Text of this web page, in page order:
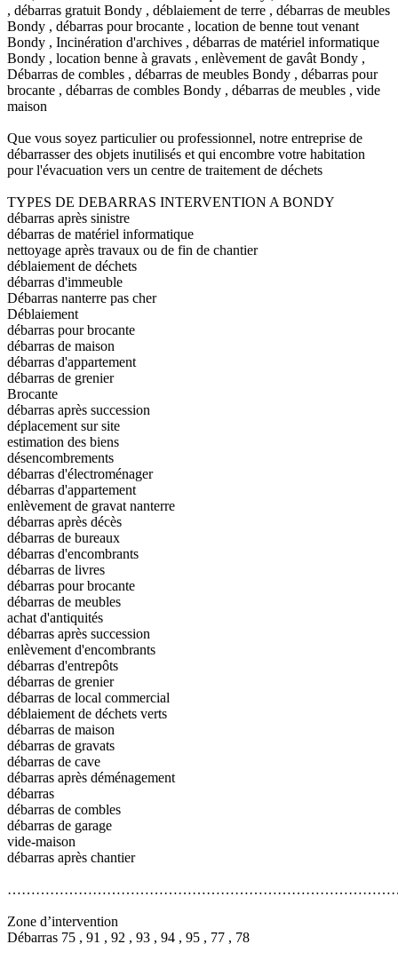
, débarras gratuit Bondy , déblaiement de terre , débarras de meubles
Bondy , débarras pour brocante , location de benne tout venant
Bondy , Incinération d'archives , débarras de matériel informatique
Bondy , location benne à gravats , enlèvement de gavât Bondy ,
Débarras de combles , débarras de meubles Bondy , débarras pour
brocante , débarras de combles Bondy , débarras de meubles , vide
maison
Que vous soyez particulier ou professionnel, notre entreprise de
débarrasser des objets inutilisés et qui encombre votre habitation
pour l'évacuation vers un centre de traitement de déchets
TYPES DE DEBARRAS INTERVENTION A BONDY
débarras après sinistre
débarras de matériel informatique
nettoyage après travaux ou de fin de chantier
déblaiement de déchets
débarras d'immeuble
Débarras nanterre pas cher
Déblaiement
débarras pour brocante
débarras de maison
débarras d'appartement
débarras de grenier
Brocante
débarras après succession
déplacement sur site
estimation des biens
désencombrements
débarras d'électroménager
débarras d'appartement
enlèvement de gravat nanterre
débarras après décès
débarras de bureaux
débarras d'encombrants
débarras de livres
débarras pour brocante
débarras de meubles
achat d'antiquités
débarras après succession
enlèvement d'encombrants
débarras d'entrepôts
débarras de grenier
débarras de local commercial
déblaiement de déchets verts
débarras de maison
débarras de gravats
débarras de cave
débarras après déménagement
débarras
débarras de combles
débarras de garage
vide-maison
débarras après chantier
Zone d’intervention
Débarras 75 , 91 , 92 , 93 , 94 , 95 , 77 , 78